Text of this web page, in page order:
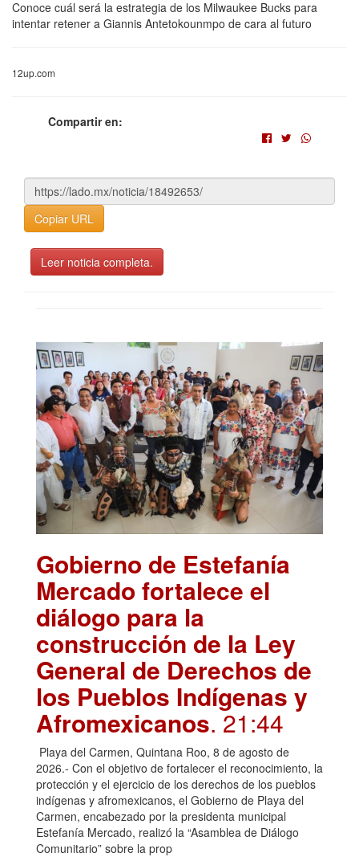
Conoce cuál será la estrategia de los Milwaukee Bucks para
intentar retener a Giannis Antetokounmpo de cara al futuro
12up.com
Compartir en:
Copiar URL
Leer noticia completa.
Gobierno de Estefanía
Mercado fortalece el
diálogo para la
construcción de la Ley
General de Derechos de
los Pueblos Indígenas y
Afromexicanos. 21:44
Playa del Carmen, Quintana Roo, 8 de agosto de
2026.- Con el objetivo de fortalecer el reconocimiento, la
protección y el ejercicio de los derechos de los pueblos
indígenas y afromexicanos, el Gobierno de Playa del
Carmen, encabezado por la presidenta municipal
Estefanía Mercado, realizó la “Asamblea de Diálogo
Comunitario” sobre la prop